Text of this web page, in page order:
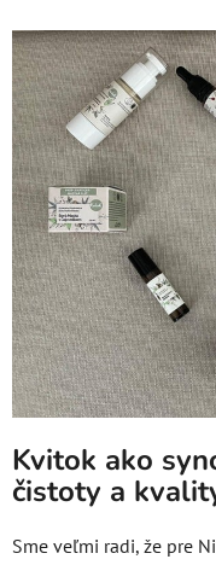
Kvitok ako
čistoty a
Sme veľmi radi, že pre